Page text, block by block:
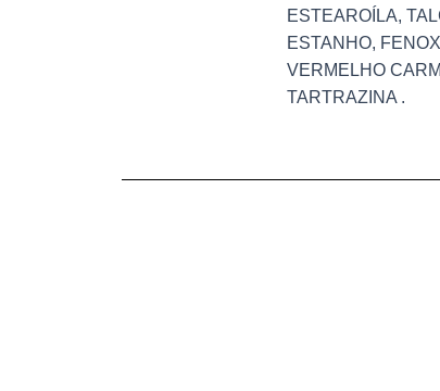
ESTEAROÍLA,
ESTANHO,
VERMELHO
TARTRAZINA .